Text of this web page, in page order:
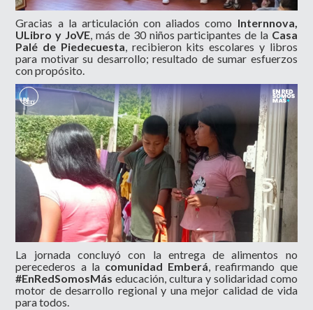
Gracias a la articulación con aliados como Internnova,
ULibro y JoVE, más de 30 niños participantes de la Casa
Palé de Piedecuesta , recibieron kits escolares y libros
para motivar su desarrollo; resultado de sumar esfuerzos
con propósito.
La jornada concluyó con la entrega de alimentos no
perecederos a la comunidad Emberá, reafirmando que
#EnRedSomosMáseducación, cultura y solidaridad como
motor de desarrollo regional y una mejor calidad de vida
para todos.